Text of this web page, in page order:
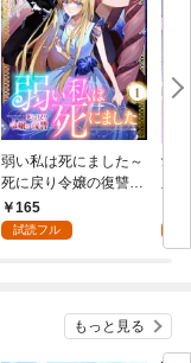
弱い私は死にました～
死に戻り令嬢の復讐
～ 1
165
試読フル
愛
もっと見る